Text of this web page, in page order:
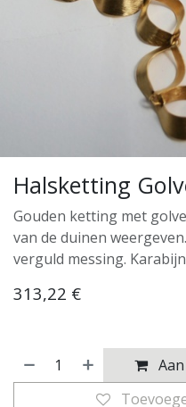
Halsketting
Gouden ketting met
van de duinen
verguld messing.
313,22 €